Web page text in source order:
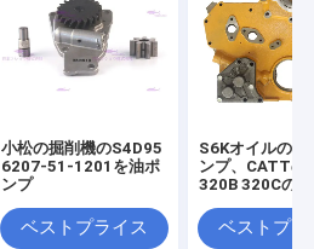
小松の掘削機のS4D95
6207-51-1201を油ポ
ンプ
ベストプライス
S6Kオイルの抽
ンプ、CATTの
320B 320Cの
ポンプ
ベストプラ